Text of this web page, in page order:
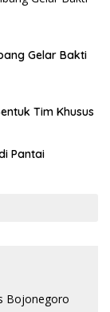
Gelar Bakti
Tim Khusus
Pantai